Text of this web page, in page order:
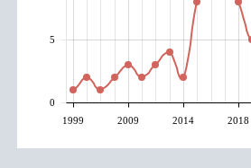
1999 2009 2014 2018
0
5